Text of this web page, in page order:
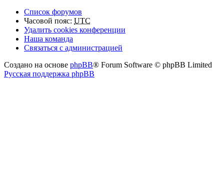
Список форумов
Часовой пояс: UTC
Удалить cookies конференции
Наша команда
Связаться с администрацией
Создано на основе phpBB® Forum Software © phpBB Limited
Русская поддержка phpBB